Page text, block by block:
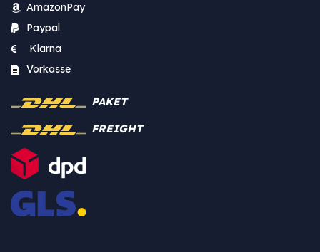
AmazonPay
Paypal
Klarna
Vorkasse
PAKET
FREIGHT